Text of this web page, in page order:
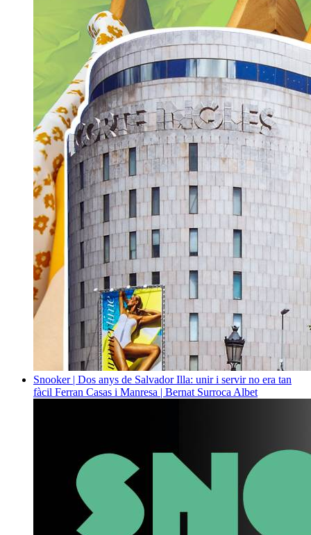
Snooker | Dos anys de Salvador Illa: unir i servir no era tan
fàcil Ferran Casas i Manresa | Bernat Surroca Albet